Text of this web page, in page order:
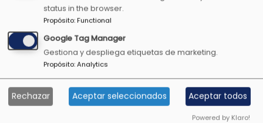
Conexión
Positiva Radio
Conexión
Televisión
status in the browser.
Propósito:Functional
Google Tag Manager
Gestiona y despliega etiquetas de marketing.
Propósito:Analytics
Rechazar Aceptar seleccionados Aceptar todos
Powered by Klaro!